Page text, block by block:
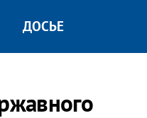
ДОСЬЕ